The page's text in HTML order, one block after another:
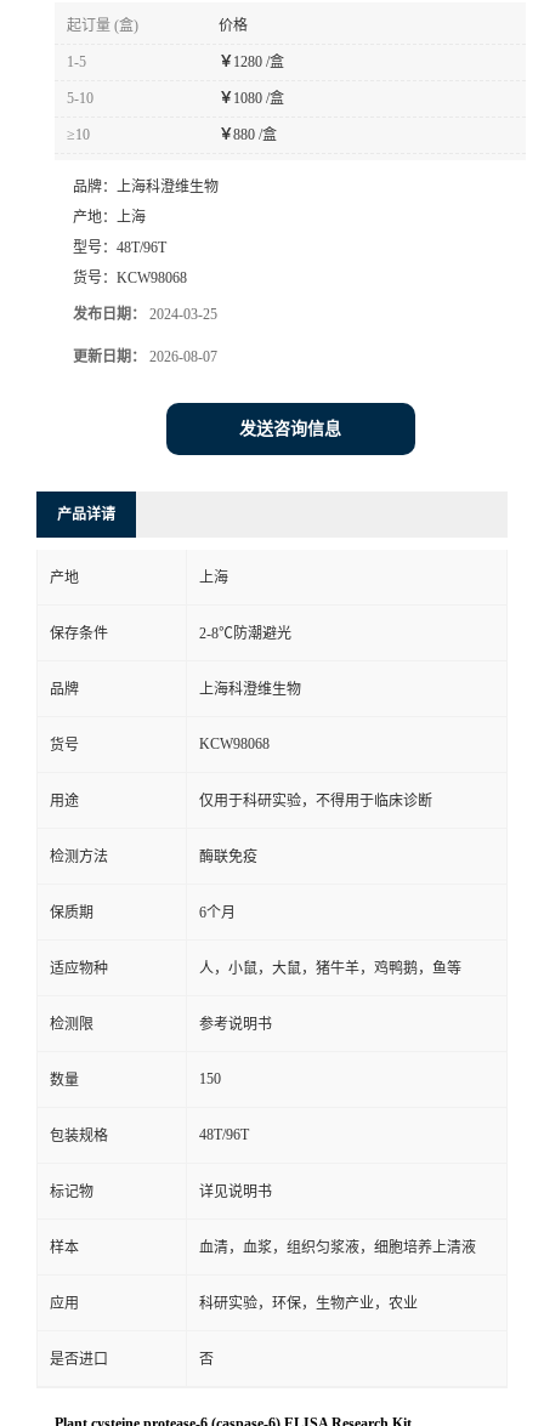
起订量 (盒) 价格
1-5 ￥1280 /盒
5-10 ￥1080 /盒
≥10 ￥880 /盒
品牌：
上海科澄维生物
产地：
上海
型号： 48T/96T
货号： KCW98068
发布日期： 2024-03-25
更新日期： 2026-08-07
发送咨询信息
产品详请
产地 上海
保存条件 2-8℃防潮避光
品牌 上海科澄维生物
货号 KCW98068
用途 仅用于科研实验，不得用于临床诊断
检测方法 酶联免疫
保质期 6个月
适应物种 人，小鼠，大鼠，猪牛羊，鸡鸭鹅，鱼等
检测限 参考说明书
数量 150
包装规格 48T/96T
标记物 详见说明书
样本 血清，血浆，组织匀浆液，细胞培养上清液
应用 科研实验，环保，生物产业，农业
是否进口 否